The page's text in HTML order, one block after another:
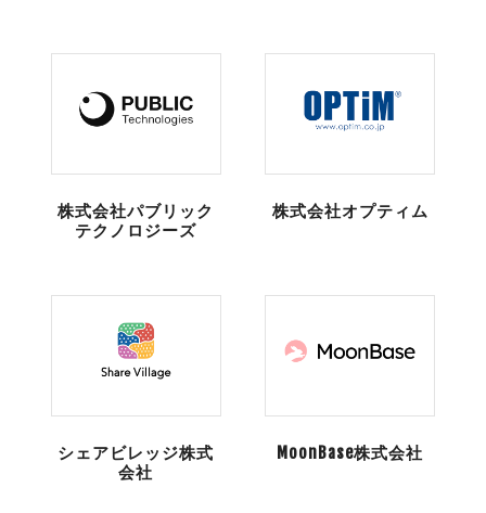
株式会社パブリック
テクノロジーズ
株式会社オプティム
シェアビレッジ株式
会社
MoonBase株式会社